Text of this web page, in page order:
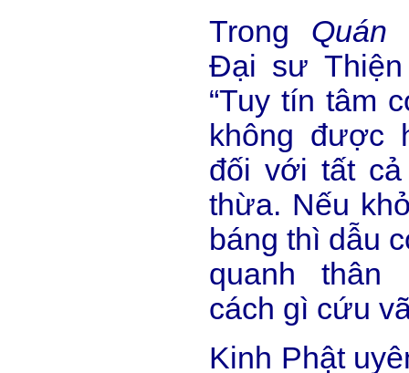
Trong Quán
Đại sư
“Tuy tín tâm
không được
đối với tất
thừa. Nếu
báng thì dẫu
quanh thân
cách gì cứu
Kinh Phật